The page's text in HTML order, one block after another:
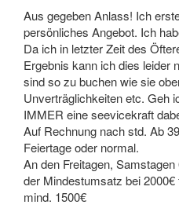
Aus gegeben Anlass! Ich
persönliches Angebot. Ich
Da ich in letzter Zeit des
Ergebnis kann ich dies leider
sind so zu buchen wie sie
Unverträglichkeiten etc. Geh
IMMER eine seevicekraft
Auf Rechnung nach std. Ab
Feiertage oder normal.
An den Freitagen,
der Mindestumsatz bei
mind. 1500€